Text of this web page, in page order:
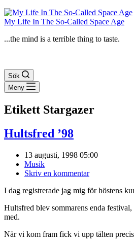
My Life In The So-Called Space Age
...the mind is a terrible thing to taste.
Sök
Meny
Etikett Stargazer
Hultsfred ’98
13 augusti, 1998 05:00
Musik
Skriv en kommentar
I dag registrerade jag mig för höstens
Hultsfred blev sommarens enda
med.
När vi kom fram fick vi upp tälten